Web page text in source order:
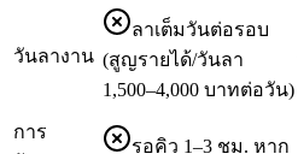
วันลางาน
ลาเต็มวันต่อรอบ
(สูญรายได้/วันลา
1,500–4,000 บาทต่อวัน)
การ
รอคิว 1–3 ชม. หาก